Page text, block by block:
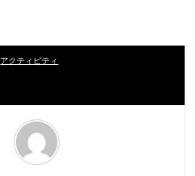
アクティビティ